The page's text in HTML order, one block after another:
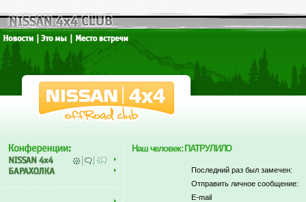
Наш человек: ПАТРУЛИЛО
Последний раз был замечен:
Отправить личное сообщение:
E-mail